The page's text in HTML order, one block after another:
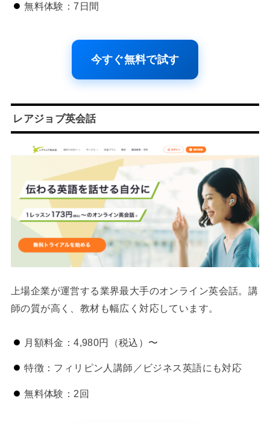
無料体験：7日間
今すぐ無料で試す
レアジョブ英会話
上場企業が運営する業界最大手のオンライン英会話。講
師の質が高く、教材も幅広く対応しています。
月額料金：4,980円（税込）〜
特徴：フィリピン人講師／ビジネス英語にも対応
無料体験：2回